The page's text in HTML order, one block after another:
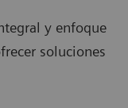
y enfoque
soluciones